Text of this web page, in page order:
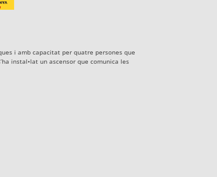
i amb capacitat per quatre persones que
instal•lat un ascensor que comunica les